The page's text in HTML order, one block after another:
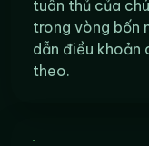
tuân thủ của
trong vòng bốn
dẫn điều khoản
theo.